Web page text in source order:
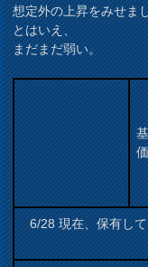
想定外の上昇をみせま
とはいえ、
まだまだ弱い。
6/28 現在、保有し